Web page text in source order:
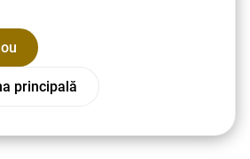
principală